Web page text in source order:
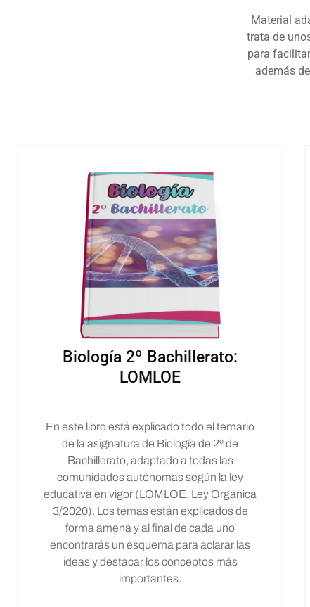
Material
trata de
para
además
Biología 2º Bachillerato:
LOMLOE
En este libro está explicado todo el temario
de la asignatura de Biología de 2º de
Bachillerato, adaptado a todas las
comunidades autónomas según la ley
educativa en vigor (LOMLOE, Ley Orgánica
3/2020). Los temas están explicados de
forma amena y al final de cada uno
encontrarás un esquema para aclarar las
ideas y destacar los conceptos más
importantes.